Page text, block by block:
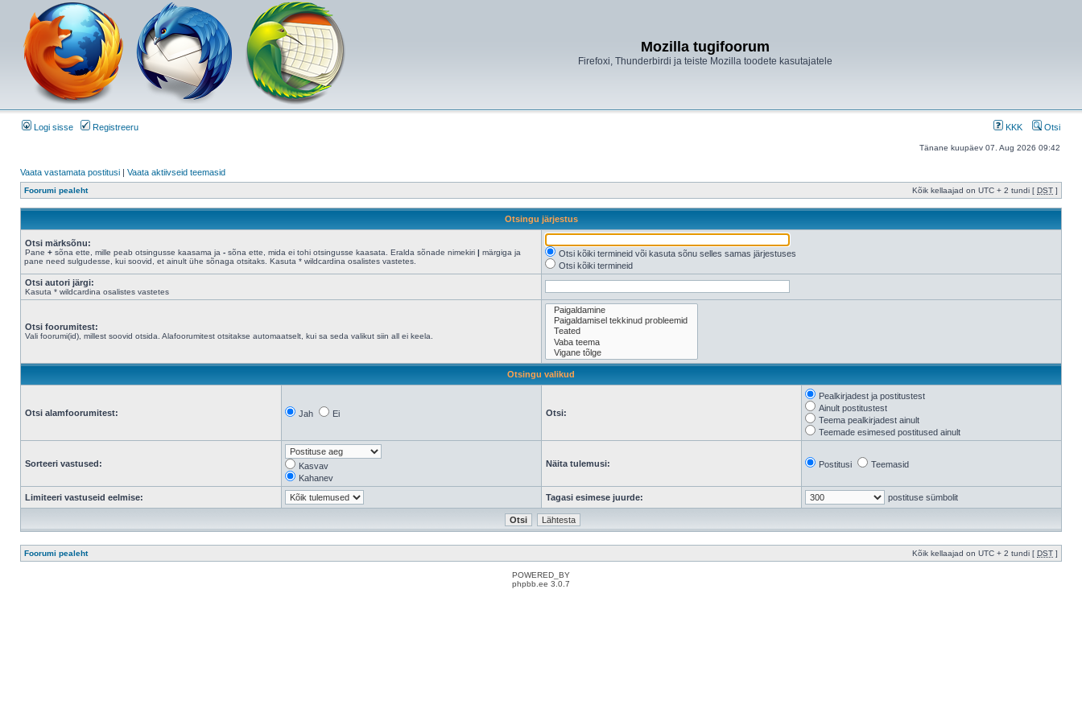
Mozilla tugifoorum
Firefoxi, Thunderbirdi ja teiste Mozilla toodete kasutajatele
Logi sisse Registreeru KKK Otsi
Tänane kuupäev 07. Aug 2026 09:42
Vaata vastamata postitusi | Vaata aktiivseid teemasid
Foorumi pealeht Kõik kellaajad on UTC + 2 tundi [ DST ]
Otsingu järjestus
Otsi märksõnu:
Pane + sõna ette, mille peab otsingusse kaasama ja - sõna ette, mida ei tohi otsingusse kaasata. Eralda sõnade nimekiri | märgiga ja
pane need sulgudesse, kui soovid, et ainult ühe sõnaga otsitaks. Kasuta * wildcardina osalistes vastetes.
Otsi kõiki termineid või kasuta sõnu selles samas järjestuses
Otsi kõiki termineid
Otsi autori järgi:
Kasuta * wildcardina osalistes vastetes
Otsi foorumitest:
Vali foorumi(id), millest soovid otsida. Alafoorumitest otsitakse automaatselt, kui sa seda valikut siin all ei keela.
Otsingu valikud
Otsi alamfoorumitest: Jah Ei Otsi:
Pealkirjadest ja postitustest
Ainult postitustest
Teema pealkirjadest ainult
Teemade esimesed postitused ainult
Sorteeri vastused:
Kasvav
Kahanev
Näita tulemusi: Postitusi Teemasid
Limiteeri vastuseid eelmise: Tagasi esimese juurde: postituse sümbolit
Foorumi pealeht Kõik kellaajad on UTC + 2 tundi [ DST ]
POWERED_BY
phpbb.ee 3.0.7